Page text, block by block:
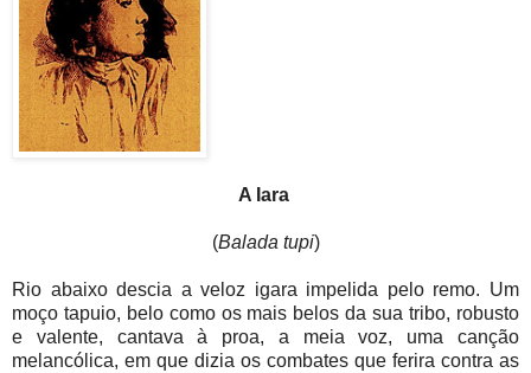
A Iara
(Balada tupi)
Rio abaixo descia a veloz igara impelida pelo remo. Um
moço tapuio, belo como os mais belos da sua tribo, robusto
e valente, cantava à proa, a meia voz, uma canção
melancólica, em que dizia os combates que ferira contra as